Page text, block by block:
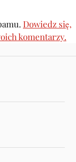
Dowiedz się,
komentarzy.